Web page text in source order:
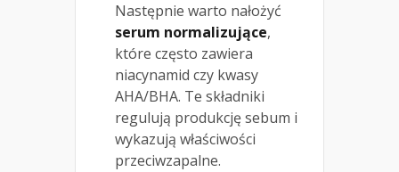
Następnie warto nałożyć
serum normalizujące,
które często zawiera
niacynamid czy kwasy
AHA/BHA. Te składniki
regulują produkcję sebum i
wykazują właściwości
przeciwzapalne.